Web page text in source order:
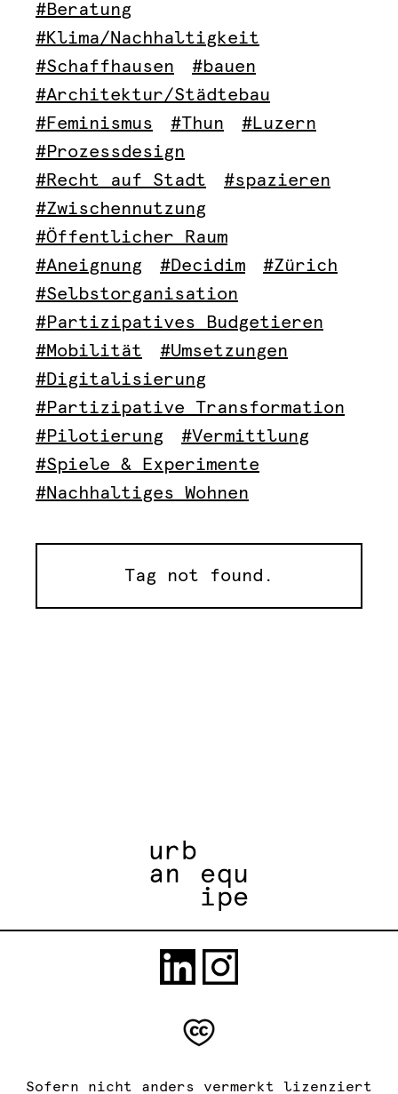
#Beratung
#Klima/Nachhaltigkeit
#Schaffhausen
#bauen
#Architektur/Städtebau
#Feminismus
#Thun
#Luzern
#Prozessdesign
#Recht auf Stadt
#spazieren
#Zwischennutzung
#Öffentlicher Raum
#Aneignung
#Decidim
#Zürich
#Selbstorganisation
#Partizipatives Budgetieren
#Mobilität
#Umsetzungen
#Digitalisierung
#Partizipative Transformation
#Pilotierung
#Vermittlung
#Spiele & Experimente
#Nachhaltiges Wohnen
Tag not found.
Sofern nicht anders vermerkt lizenziert